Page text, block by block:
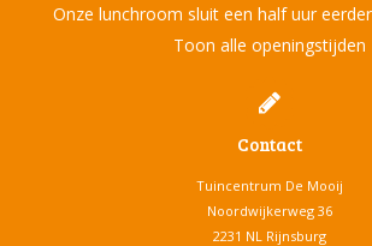
Onze lunchroom sluit een half uur
Toon alle openingstijden
Contact
Tuincentrum De Mooij
Noordwijkerweg 36
2231 NL Rijnsburg